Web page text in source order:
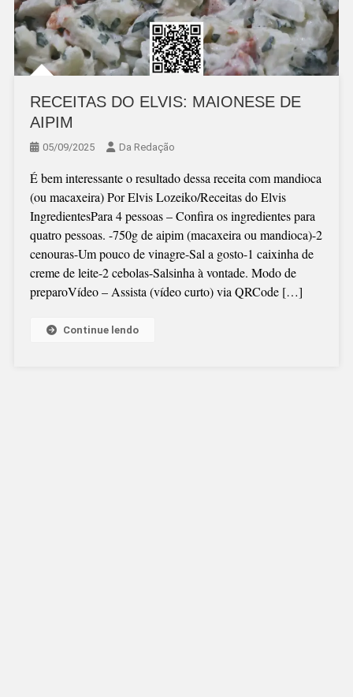
RECEITAS DO ELVIS: MAIONESE DE
AIPIM
05/09/2025 Da Redação
É bem interessante o resultado dessa receita com mandioca
(ou macaxeira) Por Elvis Lozeiko/Receitas do Elvis
IngredientesPara 4 pessoas – Confira os ingredientes para
quatro pessoas. -750g de aipim (macaxeira ou mandioca)-2
cenouras-Um pouco de vinagre-Sal a gosto-1 caixinha de
creme de leite-2 cebolas-Salsinha à vontade. Modo de
preparoVídeo – Assista (vídeo curto) via QRCode […]
Continue lendo